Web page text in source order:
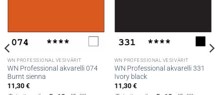
WN PROFESSIONAL VESIVÄRIT
WN Professional akvarelli 074
Burnt sienna
11,30€
WN PROFESSIONAL VESIVÄRIT
WN Professional akvarelli 331
Ivory black
11,30€